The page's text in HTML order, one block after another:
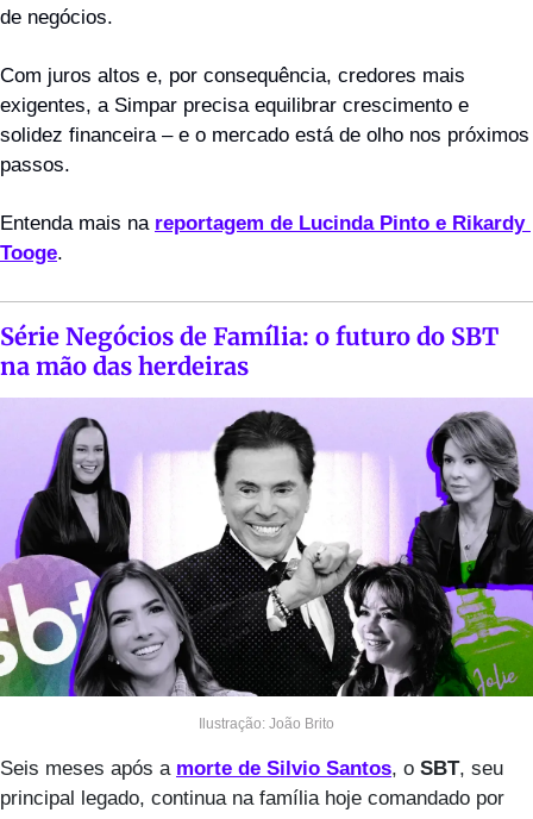
de negócios.
Com juros altos e, por consequência, credores mais
exigentes, a Simpar precisa equilibrar crescimento e
solidez financeira – e o mercado está de olho nos próximos
passos.
Entenda mais na reportagem de Lucinda Pinto e Rikardy
Tooge.
Série Negócios de Família: o futuro do SBT
na mão das herdeiras
Ilustração: João Brito
Seis meses após a morte de Silvio Santos, o SBT, seu
principal legado, continua na família hoje comandado por